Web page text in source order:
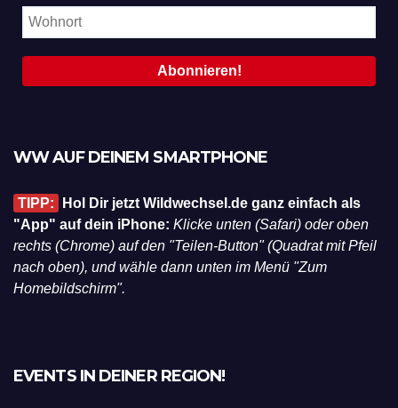
WW AUF DEINEM SMARTPHONE
TIPP:
Hol Dir jetzt Wildwechsel.de ganz einfach als
"App" auf dein iPhone: Klicke unten (Safari) oder oben
rechts (Chrome) auf den "Teilen-Button" (Quadrat mit Pfeil
nach oben), und wähle dann unten im Menü "Zum
Homebildschirm".
EVENTS IN DEINER REGION!